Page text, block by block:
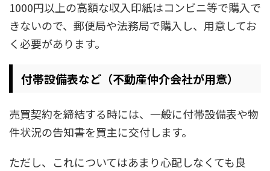
1000円以上の高額な収入印紙はコンビニ等で購入で
きないので、郵便局や法務局で購入し、用意してお
く必要があります。
付帯設備表など（不動産仲介会社が用意）
売買契約を締結する時には、一般に付帯設備表や物
件状況の告知書を買主に交付します。
ただし、これについてはあまり心配しなくても良